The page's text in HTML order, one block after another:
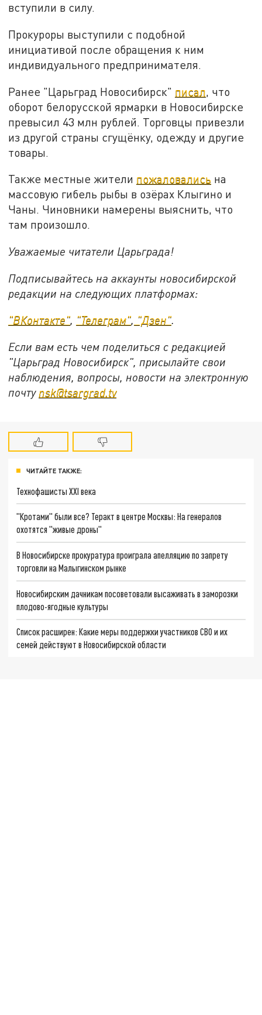
вступили в силу.
Прокуроры выступили с подобной
инициативой после обращения к ним
индивидуального предпринимателя.
Ранее "Царьград Новосибирск" писал , что
оборот белорусской ярмарки в Новосибирске
превысил 43 млн рублей. Торговцы привезли
из другой страны сгущёнку, одежду и другие
товары.
Также местные жители пожаловались на
массовую гибель рыбы в озёрах Клыгино и
Чаны. Чиновники намерены выяснить, что
там произошло.
Уважаемые читатели Царьграда!
Подписывайтесь на аккаунты новосибирской
редакции на следующих платформах:
"ВКонтакте", "Телеграм", "Дзен".
Если вам есть чем поделиться с редакцией
"Царьград Новосибирск", присылайте свои
наблюдения, вопросы, новости на электронную
почту nsk@tsargrad.tv
ЧИТАЙТЕ ТАКЖЕ:
Технофашисты XXI века
"Кротами" были все? Теракт в центре Москвы: На генералов
охотятся "живые дроны"
В Новосибирске прокуратура проиграла апелляцию по запрету
торговли на Малыгинском рынке
Новосибирским дачникам посоветовали высаживать в заморозки
плодово-ягодные культуры
Список расширен: Какие меры поддержки участников СВО и их
семей действуют в Новосибирской области